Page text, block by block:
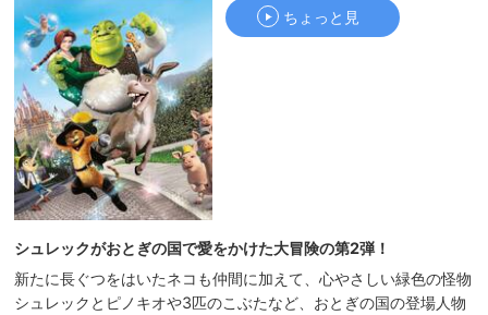
ちょっと見 10 分
ちょっと見
シュレックがおとぎの国で愛をかけた大冒険の第2弾！
新たに長ぐつをはいたネコも仲間に加えて、心やさしい緑色の怪物
シュレックとピノキオや3匹のこぶたなど、おとぎの国の登場人物